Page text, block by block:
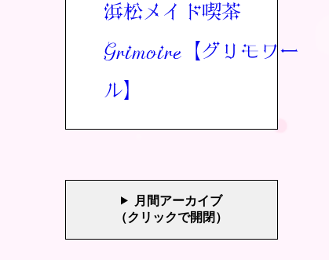
浜松メイド喫茶
Grimoire【グリモワー
ル】
月間アーカイブ
（クリックで開閉）